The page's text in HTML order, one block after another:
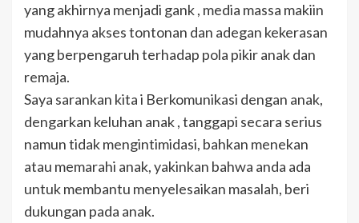
yang akhirnya menjadi gank , media massa makiin
mudahnya akses tontonan dan adegan kekerasan
yang berpengaruh terhadap pola pikir anak dan
remaja.
Saya sarankan kita i Berkomunikasi dengan anak,
dengarkan keluhan anak , tanggapi secara serius
namun tidak mengintimidasi, bahkan menekan
atau memarahi anak, yakinkan bahwa anda ada
untuk membantu menyelesaikan masalah, beri
dukungan pada anak.